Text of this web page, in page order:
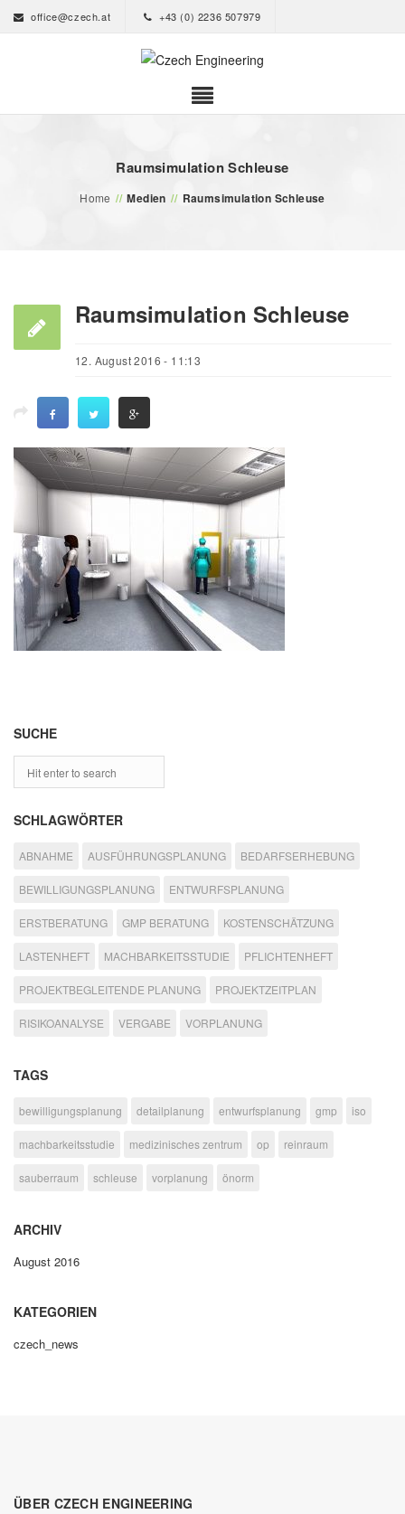
office@czech.at +43 (0) 2236 507979
Raumsimulation Schleuse
Home // Medien // Raumsimulation Schleuse
Raumsimulation Schleuse
12. August 2016 - 11:13
SUCHE
SCHLAGWÖRTER
ABNAHME AUSFÜHRUNGSPLANUNG BEDARFSERHEBUNG
BEWILLIGUNGSPLANUNG ENTWURFSPLANUNG
ERSTBERATUNG GMP BERATUNG KOSTENSCHÄTZUNG
LASTENHEFT MACHBARKEITSSTUDIE PFLICHTENHEFT
PROJEKTBEGLEITENDE PLANUNG PROJEKTZEITPLAN
RISIKOANALYSE VERGABE VORPLANUNG
TAGS
bewilligungsplanung detailplanung entwurfsplanung gmp iso
machbarkeitsstudie medizinisches zentrum op reinraum
sauberraum schleuse vorplanung önorm
ARCHIV
August 2016
KATEGORIEN
czech_news
ÜBER CZECH ENGINEERING